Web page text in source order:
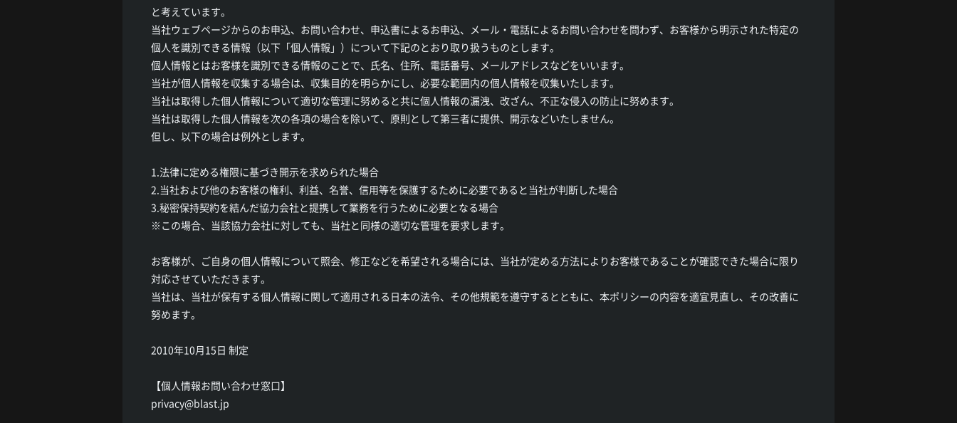
と考えています。
当社ウェブページからのお申込、お問い合わせ、申込書によるお申込、メール・電話によるお問い合わせを問わず、お客様から明示された特定の
個人を識別できる情報（以下「個人情報」）について下記のとおり取り扱うものとします。
個人情報とはお客様を識別できる情報のことで、氏名、住所、電話番号、メールアドレスなどをいいます。
当社が個人情報を収集する場合は、収集目的を明らかにし、必要な範囲内の個人情報を収集いたします。
当社は取得した個人情報について適切な管理に努めると共に個人情報の漏洩、改ざん、不正な侵入の防止に努めます。
当社は取得した個人情報を次の各項の場合を除いて、原則として第三者に提供、開示などいたしません。
但し、以下の場合は例外とします。
1.法律に定める権限に基づき開示を求められた場合
2.当社および他のお客様の権利、利益、名誉、信用等を保護するために必要であると当社が判断した場合
3.秘密保持契約を結んだ協力会社と提携して業務を行うために必要となる場合
※この場合、当該協力会社に対しても、当社と同様の適切な管理を要求します。
お客様が、ご自身の個人情報について照会、修正などを希望される場合には、当社が定める方法によりお客様であることが確認できた場合に限り
対応させていただきます。
当社は、当社が保有する個人情報に関して適用される日本の法令、その他規範を遵守するとともに、本ポリシーの内容を適宜見直し、その改善に
努めます。
2010年10月15日 制定
【個人情報お問い合わせ窓口】
privacy@blast.jp